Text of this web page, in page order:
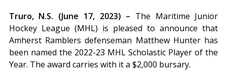
Truro, N.S. (June 17, 2023) – The Maritime Junior
Hockey League (MHL) is pleased to announce that
Amherst Ramblers defenseman Matthew Hunter has
been named the 2022-23 MHL Scholastic Player of the
Year. The award carries with it a $2,000 bursary.